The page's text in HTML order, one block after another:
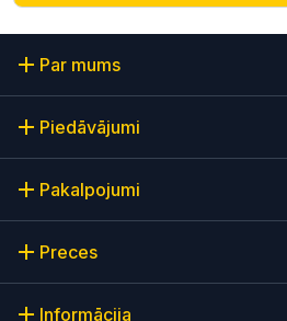
Par mums
Piedāvājumi
Pakalpojumi
Preces
Informācija